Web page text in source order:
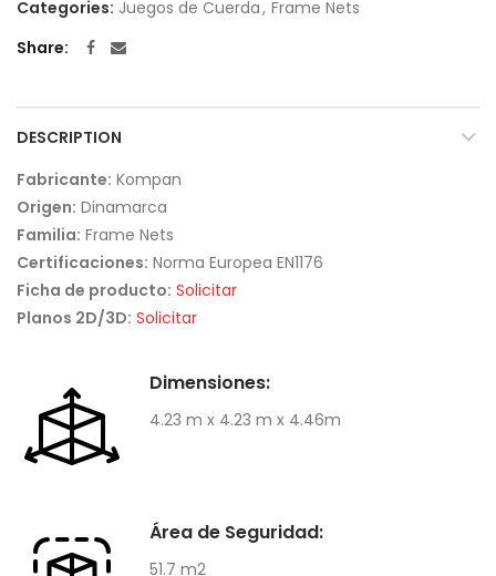
Categories: Juegos de Cuerda, Frame Nets
Share
DESCRIPTION
Fabricante: Kompan
Origen: Dinamarca
Familia: Frame Nets
Certificaciones: Norma Europea EN1176
Ficha de producto: Solicitar
Planos 2D/3D: Solicitar
Dimensiones:
4.23 m x 4.23 m x 4.46m
Área de Seguridad:
51.7 m2